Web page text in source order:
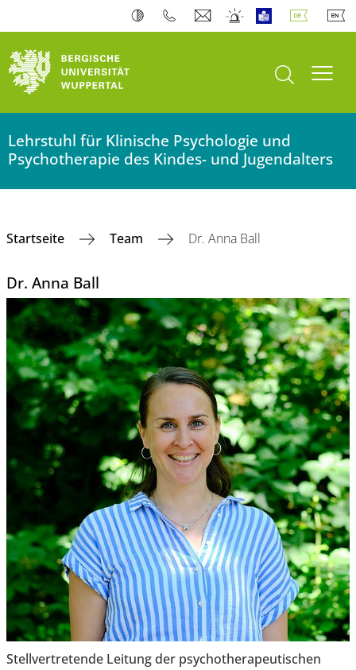
Suche öffnen
Lehrstuhl für Klinische Psychologie und
Psychotherapie des Kindes- und Jugendalters
Startseite Team Dr. Anna Ball
Dr. Anna Ball
Stellvertretende Leitung der psychotherapeutischen